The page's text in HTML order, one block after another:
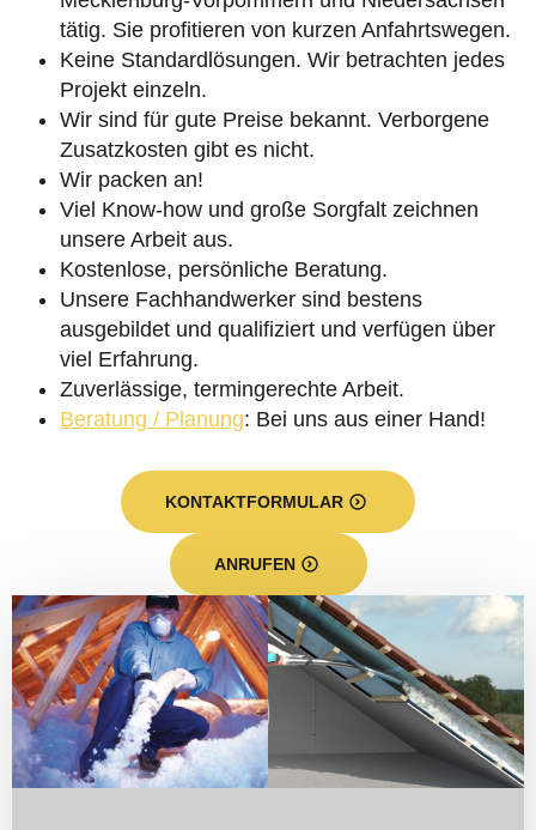
tätig. Sie profitieren von kurzen Anfahrtswegen.
Keine Standardlösungen. Wir betrachten jedes
Projekt einzeln.
Wir sind für gute Preise bekannt. Verborgene
Zusatzkosten gibt es nicht.
Wir packen an!
Viel Know-how und große Sorgfalt zeichnen
unsere Arbeit aus.
Kostenlose, persönliche Beratung.
Unsere Fachhandwerker sind bestens
ausgebildet und qualifiziert und verfügen über
viel Erfahrung.
Zuverlässige, termingerechte Arbeit.
Beratung / Planung: Bei uns aus einer Hand!
KONTAKTFORMULAR
ANRUFEN